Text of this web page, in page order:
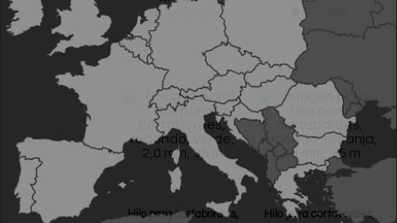
En stock
Hilo para cortabordes,
Hilo para cortabordes,